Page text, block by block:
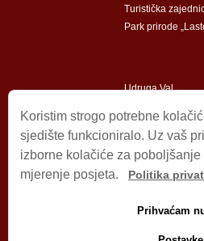
Turistička
Park prirode
Udruga Val
Impressum
© 2009 – 2026
Izjava o privatnosti
Koristim strogo potrebne
sjedište funkcioniralo. Uz vaš
izborne kolačiće za poboljšanje
mjerenje posjeta.
Politika
Prihvaćam